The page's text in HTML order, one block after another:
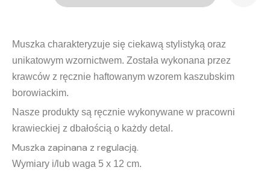
zielona
Muszka charakteryzuje się ciekawą stylistyką oraz
unikatowym wzornictwem. Została wykonana przez
krawców z ręcznie haftowanym wzorem kaszubskim
borowiackim.
Nasze produkty są ręcznie wykonywane w pracowni
krawieckiej z dbałością o każdy detal.
Muszka zapinana z regulacją.
Wymiary i/lub waga 5 x 12 cm.